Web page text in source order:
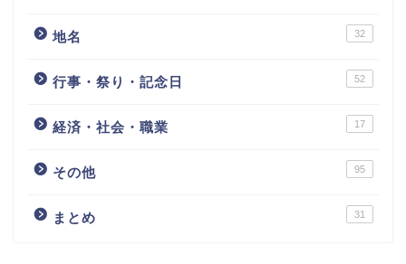
地名 32
行事・祭り・記念日 52
経済・社会・職業 17
その他 95
まとめ 31